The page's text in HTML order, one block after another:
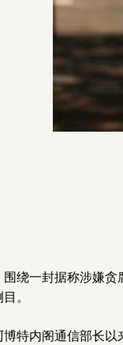
围绕一封据称涉嫌
。
博特内阁通信部长